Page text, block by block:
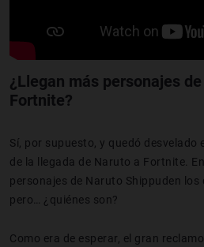
¿Llegan más personajes
Fortnite?
Sí, por supuesto, y quedó
de la llegada de Naruto a Fortnite.
personajes de Naruto Shippuden los
pero… ¿quiénes son?
Como era de esperar, el gran